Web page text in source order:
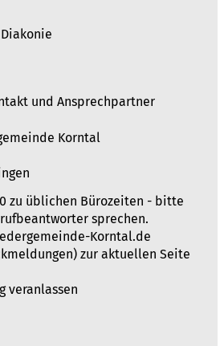
und Ansprechpartner
Korntal
zu üblichen Bürozeiten - bitte
sprechen.
Korntal.de
zur aktuellen Seite
veranlassen